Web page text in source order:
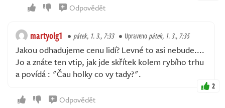
Odpovědět
martyolg1 pátek, 1. 3., 7:33 Upravenopátek, 1. 3., 7:35
Jakou odhadujeme cenu lidí? Levné to asi nebude....
Jo a znáte ten vtip, jak jde skřítek kolem rybího trhu
a povídá : "Čau holky co vy tady?".
2
Odpovědět